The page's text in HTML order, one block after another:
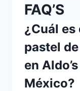
FAQ’S
¿Cuál es
pastel
en
México?